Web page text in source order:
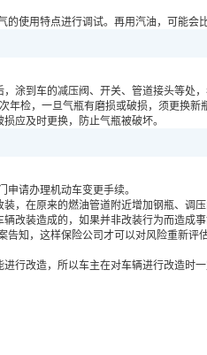
用特点进行调试。再用汽油，可能会比
到车的减压阀、开关、管道接头等处
检，一旦气瓶有磨损或破损，须更换
应及时更换，防止气瓶被破坏。
请办理机动车变更手续。
在原来的燃油管道附近增加钢瓶、调
装造成的，如果并非改装行为而造成
知，这样保险公司才可以对风险重新
改造，所以车主在对车辆进行改造时